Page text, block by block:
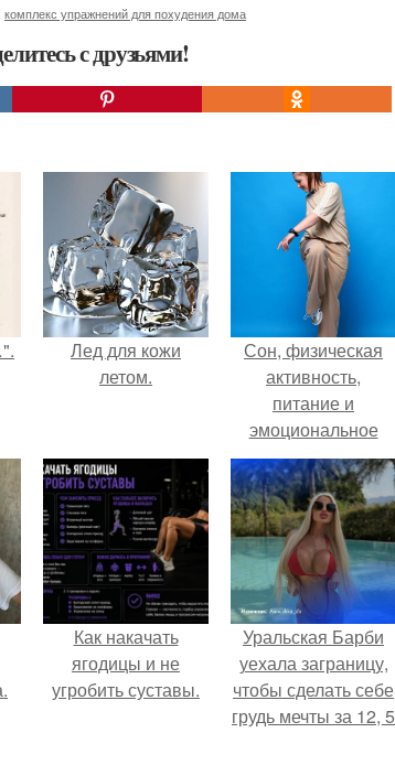
комплекс упражнений для похудения дома
с друзьями!
Лед для кожи
летом.
Сон, физическая
активность,
питание и
эмоциональное
состояние!
Как накачать
ягодицы и не
угробить суставы.
Уральская Барби
уехала заграницу,
чтобы сделать себе
грудь мечты за 12, 5